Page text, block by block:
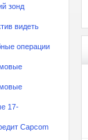
зонд
видеть
операции
17-
Capcom